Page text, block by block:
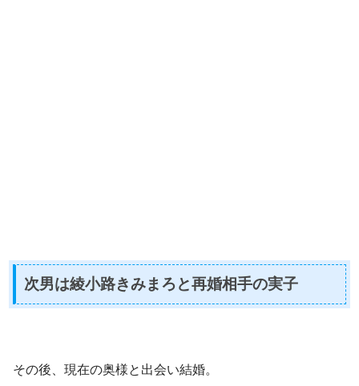
次男は綾小路きみまろと再婚相手の実子
その後、現在の奥様と出会い結婚。